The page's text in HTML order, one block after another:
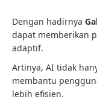
Dengan hadirnya
dapat memberikan
adaptif.
Artinya, AI tidak
membantu
lebih efisien.